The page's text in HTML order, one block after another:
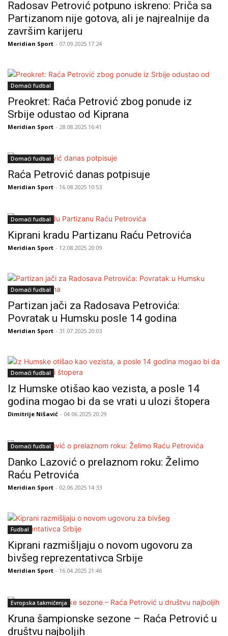
Radosav Petrović potpuno iskreno: Priča sa
Partizanom nije gotova, ali je najrealnije da
završim karijeru
Meridian Sport - 07.09.2025 17:24
Domaći fudbal
Preokret: Raća Petrović zbog ponude iz
Srbije odustao od Kiprana
Meridian Sport - 28.08.2025 16:41
Domaći fudbal
Raća Petrović danas potpisuje
Meridian Sport - 16.08.2025 10:53
Domaći fudbal
Kiprani kradu Partizanu Raću Petrovića
Meridian Sport - 12.08.2025 20:09
Domaći fudbal
Partizan jači za Radosava Petrovića:
Povratak u Humsku posle 14 godina
Meridian Sport - 31.07.2025 20:03
Domaći fudbal
Iz Humske otišao kao vezista, a posle 14
godina mogao bi da se vrati u ulozi štopera
Dimitrije Nišavić - 04.06.2025 20:29
Domaći fudbal
Danko Lazović o prelaznom roku: Želimo
Raću Petrovića
Meridian Sport - 02.06.2025 14:33
Fudbal
Kiprani razmišljaju o novom ugovoru za
bivšeg reprezentativca Srbije
Meridian Sport - 16.04.2025 21:46
Evropska takmičenja
Kruna šampionske sezone – Raća Petrović u
društvu najboljih